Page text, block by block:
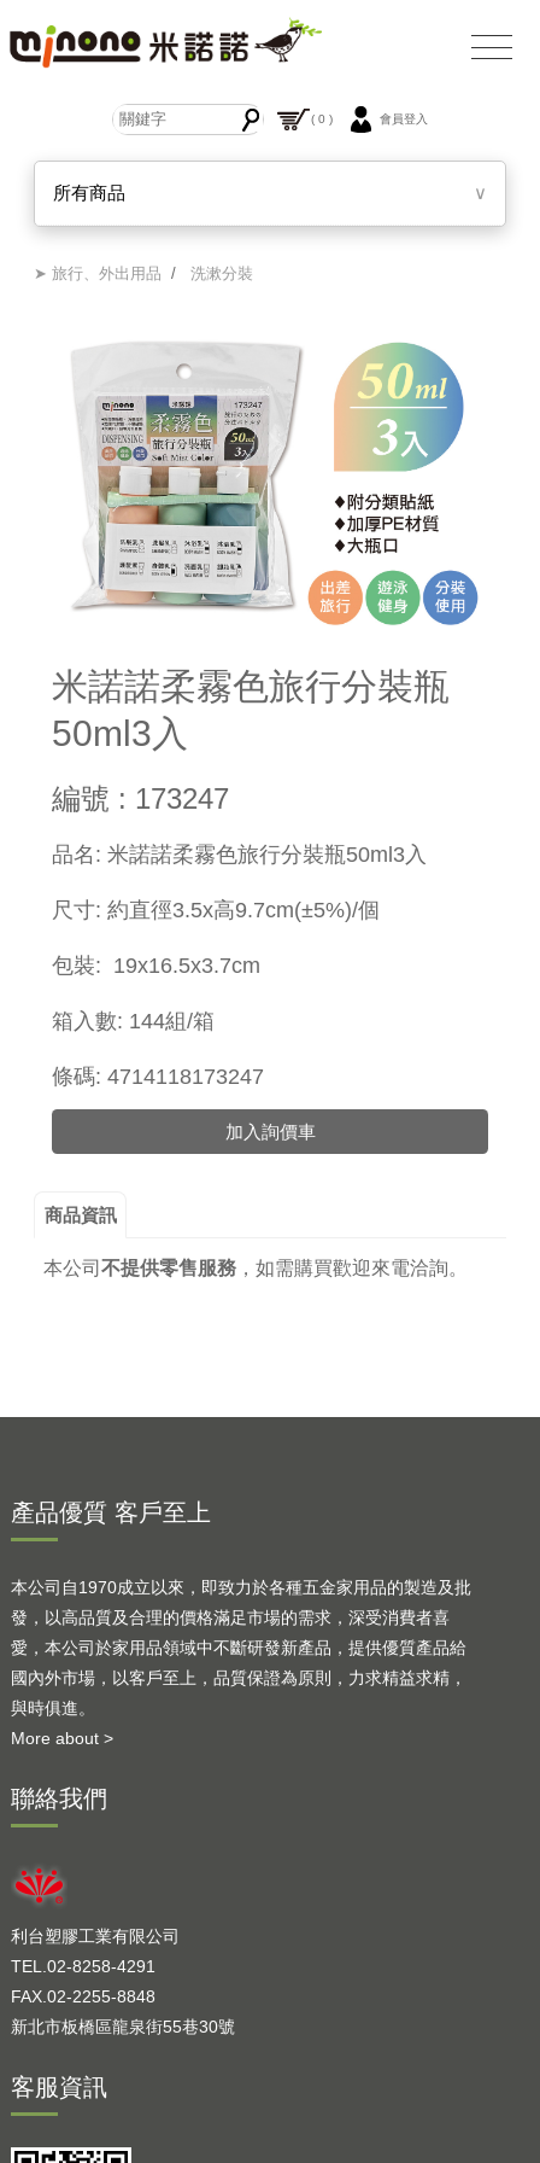
( 0 ) 會員登入
所有商品 ∨
➤ 旅行、外出用品 /洗漱分裝
米諾諾柔霧色旅行分裝瓶
50ml3入
編號 : 173247
品名: 米諾諾柔霧色旅行分裝瓶50ml3入
尺寸: 約直徑3.5x高9.7cm(±5%)/個
包裝: 19x16.5x3.7cm
箱入數: 144組/箱
條碼: 4714118173247
加入詢價車
商品資訊
本公司 不提供零售服務， 如需購買歡迎來電洽詢。
產品優質 客戶至上
本公司自1970成立以來，即致力於各種五金家用品的製造及批
發，以高品質及合理的價格滿足市場的需求，深受消費者喜
愛，本公司於家用品領域中不斷研發新產品，提供優質產品給
國內外市場，以客戶至上，品質保證為原則，力求精益求精，
與時俱進。
More about >
聯絡我們
利台塑膠工業有限公司
TEL.02-8258-4291
FAX.02-2255-8848
新北市板橋區龍泉街55巷30號
客服資訊